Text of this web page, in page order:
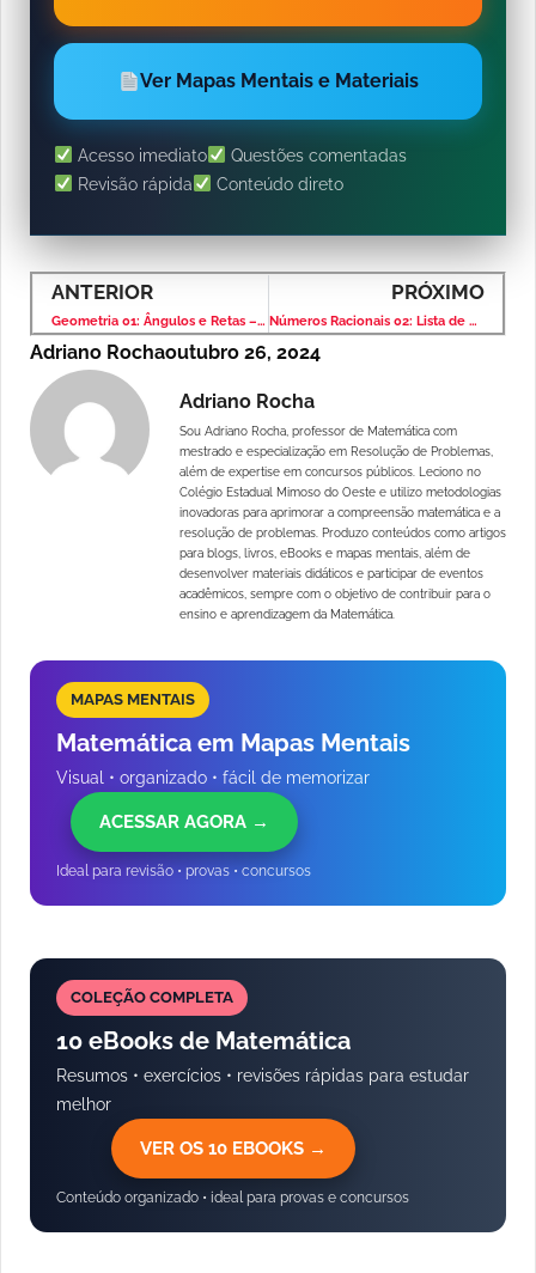
Ver Mapas Mentais e Materiais
Acesso imediato
Questões comentadas
Revisão rápida
Conteúdo direto
ANTERIOR
Geometria 01: Ângulos e Retas – Lista de Exercício com Solução
PRÓXIMO
Números Racionais 02: Lista de Exercício Com Solução
Adriano Rochaoutubro 26, 2024
Adriano Rocha
Sou Adriano Rocha, professor de Matemática com
mestrado e especialização em Resolução de Problemas,
além de expertise em concursos públicos. Leciono no
Colégio Estadual Mimoso do Oeste e utilizo metodologias
inovadoras para aprimorar a compreensão matemática e a
resolução de problemas. Produzo conteúdos como artigos
para blogs, livros, eBooks e mapas mentais, além de
desenvolver materiais didáticos e participar de eventos
acadêmicos, sempre com o objetivo de contribuir para o
ensino e aprendizagem da Matemática.
MAPAS MENTAIS
Matemática em Mapas Mentais
Visual • organizado • fácil de memorizar
ACESSAR AGORA →
Ideal para revisão • provas • concursos
COLEÇÃO COMPLETA
10 eBooks de Matemática
Resumos • exercícios • revisões rápidas para estudar
melhor
VER OS 10 EBOOKS →
Conteúdo organizado • ideal para provas e concursos